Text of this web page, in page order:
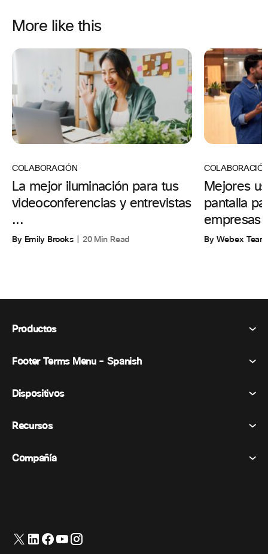
More like this
COLABORACIÓN
La mejor iluminación para tus
videoconferencias y entrevistas
...
By Emily Brooks 20 Min Read
Mejores
pantalla
empresas
By Webex Team
Productos
Webex Suite
Mensajería
Eventos
Pizarra blanca
Footer Terms Menu - Spanish
Términos y condiciones
Marcas comerciales
Français (Francés)
Dispositivos
Dispositivos de la habitación
Auriculares
Recursos
Precios
Compañía
Contactar con el servicio de asistencia